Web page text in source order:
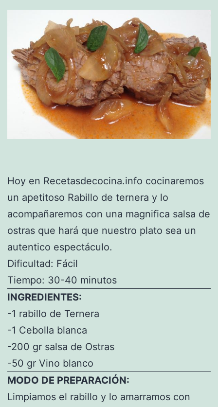
Hoy en Recetasdecocina.info cocinaremos
un apetitoso Rabillo de ternera y lo
acompañaremos con una magnifica salsa de
ostras que hará que nuestro plato sea un
autentico espectáculo.
Dificultad: Fácil
Tiempo: 30-40 minutos
INGREDIENTES:
-1 rabillo de Ternera
-1 Cebolla blanca
-200 gr salsa de Ostras
-50 gr Vino blanco
MODO DE PREPARACIÓN:
Limpiamos el rabillo y lo amarramos con